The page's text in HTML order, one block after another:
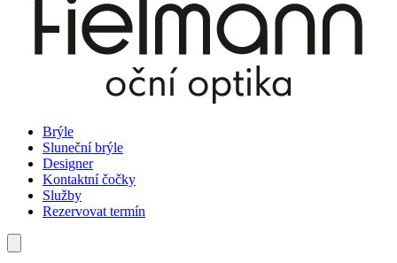
Brýle
Sluneční brýle
Designer
Kontaktní čočky
Služby
Rezervovat termín